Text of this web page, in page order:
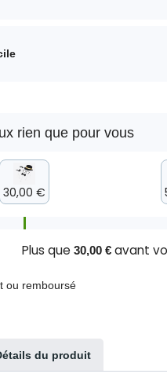
rien que pour vous
30,00 €
Plus que 30,00 €avant
ou remboursé
du produit